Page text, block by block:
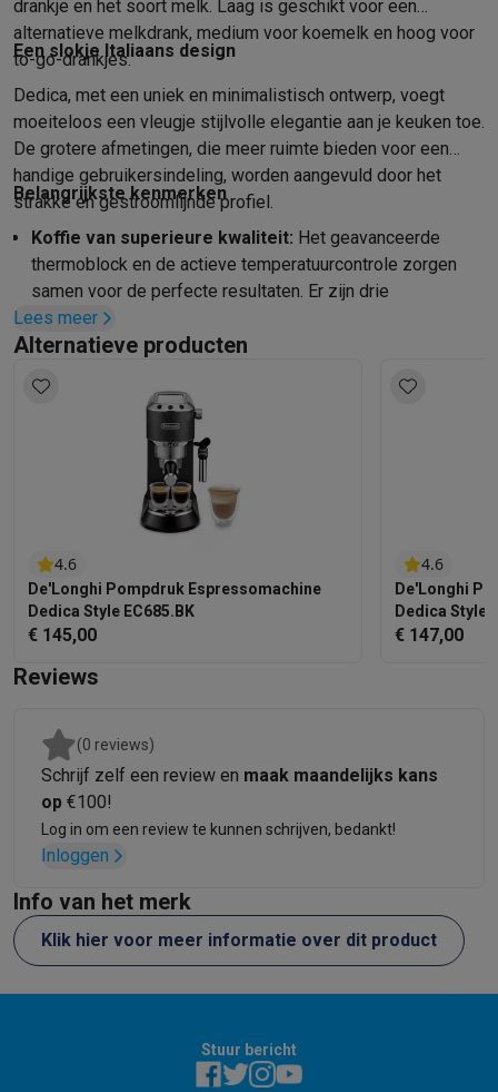
Solden Alle soldendeals Solden op groot elektro
Solden op
ActiesDeals van het moment
Installatie aan huisGroot elektro installatieInbouw installatie
Betalingsmogelijkheden Gift card EcochequesKopen op
KlantenserviceHerstelling van je toestel Controleer jouw
Groot elektro & inbouwVind jouw ideale wasmachine
Klein elektro
Beauty & gezondheid
Beeld & GeluidKies jouw ideale TVEen speaker voor elke
Sport & OntspanningHoe kies je een smartwatch?Hoe kies je
Outlet
OutletAlle outlet deals
drankje en het soort melk. Laag is geschikt voor een
alternatieve melkdrank, medium voor koemelk en hoog voor
to-go-drankjes.
Een slokje Italiaans design
Dedica, met een uniek en minimalistisch ontwerp, voegt
moeiteloos een vleugje stijlvolle elegantie aan je keuken toe.
De grotere afmetingen, die meer ruimte bieden voor een
handige gebruikersindeling, worden aangevuld door het
strakke en gestroomlijnde profiel.
Belangrijkste kenmerken
Koffie van superieure kwaliteit: Het geavanceerde
thermoblock en de actieve temperatuurcontrole zorgen
samen voor de perfecte resultaten. Er zijn drie
temperatuurprofielen voor infusie om uit te kiezen.
Nieuwe gebruikersinterface:
gebruikersinstellingen met één druk op de knop, terwijl het
compacte ontwerp van de machine behouden blijft.
Handige automatische reiniging:
voorzien van een handig zelfreinigend systeem. Zo blijft
het schoon na het opschuimen, na elk gebruik.
Wat zit er in de verpakking?
verschillende handige accessoires: koffiestamper,
melkkan, koffiedoseerlepel en reinigingshulpmiddelen.
Lees meer
Alternatieve producten
4.6
De'Longhi Pompdruk Espressomachine
Dedica Style EC685.BK
€ 145,00
4.6
De'Longhi
Dedica Style
€ 147,00
Reviews
(0 reviews)
Schrijf zelf een review en maak maandelijks kans
op €100!
Log in om een review te kunnen schrijven, bedankt!
Inloggen
Info van het merk
Klik hier voor meer informatie over dit product
Stuur bericht